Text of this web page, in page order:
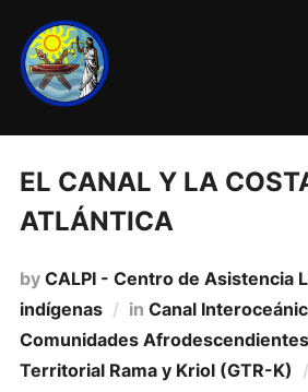
EL CANAL Y LA
ATLÁNTICA
by CALPI - Centro de Asistencia
indígenas
in Canal
Comunidades Afrodescendientes
Territorial Rama y Kriol (GTR-K)